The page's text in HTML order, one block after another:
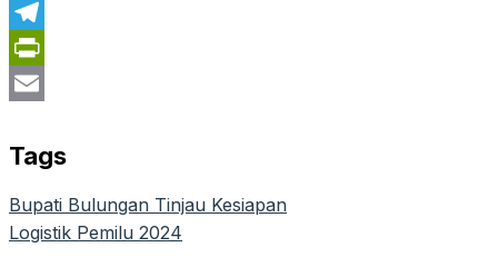
WhatsApp
Telegram
PrintFriendly
Tags
Bupati Bulungan Tinjau Kesiapan
Logistik Pemilu 2024